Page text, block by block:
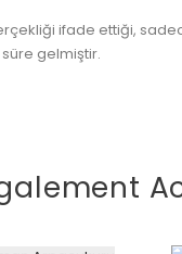
ifade ettiği,
süre gelmiştir.